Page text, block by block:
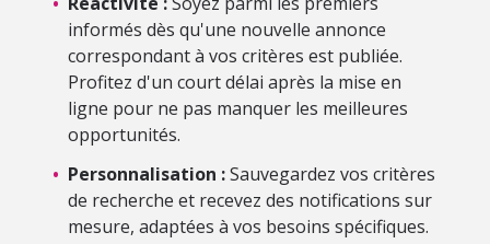
informés dès qu'une nouvelle annonce
correspondant à vos critères est publiée.
Profitez d'un court délai après la mise en
ligne pour ne pas manquer les meilleures
opportunités.
• Personnalisation :Sauvegardez vos critères
de recherche et recevez des notifications sur
mesure, adaptées à vos besoins spécifiques.